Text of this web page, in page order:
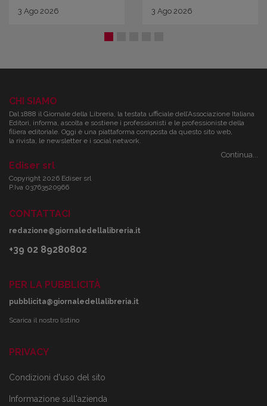
3 Ago 2026 3 Ago 2026
CHI SIAMO
Dal 1888 il Giornale della Libreria, la testata ufficiale dell’Associazione Italiana
Editori, informa, ascolta e sostiene i professionisti e le professioniste della
filiera editoriale. Oggi è una piattaforma composta da questo sito web,
la rivista, le newsletter e i social network.
Continua...
Ediser srl
Copyright 2026 Ediser srl
P.Iva 03763520966
CONTATTACI
redazione@giornaledellalibreria.it
+39 02 89280802
PER LA PUBBLICITÀ
pubblicita@giornaledellalibreria.it
Scarica il nostro listino
PRIVACY
Condizioni d'uso del sito
Informazione sull'azienda